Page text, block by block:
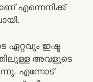
എന്നെനിക്ക്
ഇഷ്ട
അവളുടെ
എന്നോട്